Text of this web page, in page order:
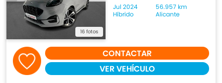
16 fotos
Jul 2024
56.957 km
Híbrido
Alicante
CONTACTAR
VER VEHÍCULO